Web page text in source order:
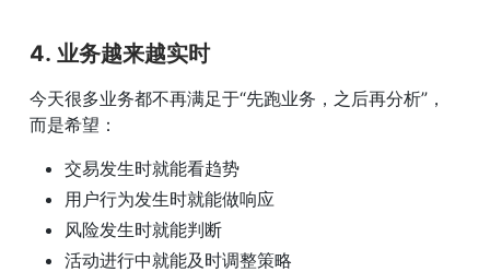
4. 业务越来越实时
今天很多业务都不再满足于“先跑业务，之后再分析”，
而是希望：
交易发生时就能看趋势
用户行为发生时就能做响应
风险发生时就能判断
活动进行中就能及时调整策略